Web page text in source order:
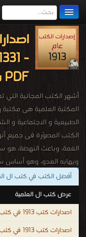
مكتبة الكتب
المكتبات
يُقرأ حالياً
اضف كتاب
PDF مجاناً
أشهر الكتب المجانية التي
المكتبة العلمية هى
الطبيعية و الاجتماعية و
الكتب المصوّرة فى جميع
الغمة، وباعث النهضة،
ويهابه العدو، وهو أساس
الشعوب، والبشر جميعا.
لما له من أثر فعّال فقال
الكريمة وما أروع معناها؛
ولا ميراثاً ولا جاهاً إنّما
الحالكة، وهو الراية
أفضل الكتب في كتب ال
عرض كتب ال العلمية
اصدارات كتب 1913 في كتب تقنية المعلومات
اصدارات كتب 1913 في كتب التاريخ